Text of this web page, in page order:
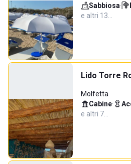
Sabbiosa·
e altri 13…
Lido Torre
Molfetta
Cabine·
e altri 7…